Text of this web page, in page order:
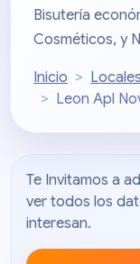
Bisutería
Cosméticos, y
Inicio Locales
Leon Apl
Te Invitamos a
ver todos los
interesan.